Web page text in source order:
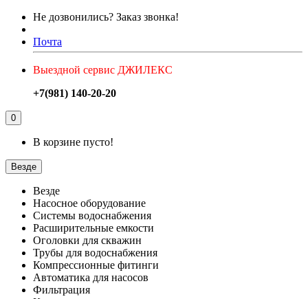
Не дозвонились? Заказ звонка!
Почта
Выездной сервис ДЖИЛЕКС
+7(981) 140-20-20
0
В корзине пусто!
Везде
Везде
Насосное оборудование
Системы водоснабжения
Расширительные емкости
Оголовки для скважин
Трубы для водоснабжения
Компрессионные фитинги
Автоматика для насосов
Фильтрация